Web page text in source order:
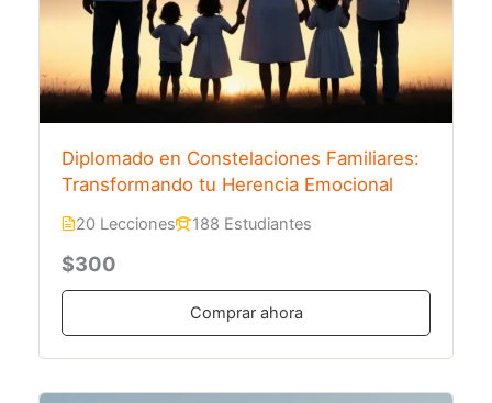
Diplomado en Constelaciones Familiares:
Transformando tu Herencia Emocional
20 Lecciones 188 Estudiantes
$300
Comprar ahora